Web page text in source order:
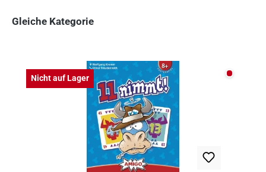
Gleiche Kategorie
Nicht auf Lager Nicht